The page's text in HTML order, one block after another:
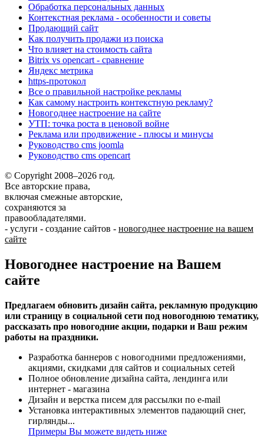
Обработка персональных данных
Контекстная реклама - особенности и советы
Продающий сайт
Как получить продажи из поиска
Что влияет на стоимость сайта
Bitrix vs opencart - сравнение
Яндекс метрика
https-протокол
Все о правильной настройке рекламы
Как самому настроить контекстную рекламу?
Новогоднее настроение на сайте
УТП: точка роста в ценовой войне
Реклама или продвижение - плюсы и минусы
Руководство cms joomla
Руководство cms opencart
© Copyright 2008–2026 год.
Все авторские права,
включая смежные авторские,
сохраняются за
правообладателями.
- услуги - создание сайтов - новогоднее настроение на вашем
сайте
Новогоднее настроение на Вашем
сайте
Предлагаем обновить дизайн сайта, рекламную продукцию
или страницу в социальной сети под новогоднюю тематику,
рассказать про новогодние акции, подарки и Ваш режим
работы на праздники.
Разработка баннеров с новогодними предложениями,
акциями, скидками для сайтов и социальных сетей
Полное обновление дизайна сайта, лендинга или
интернет - магазина
Дизайн и верстка писем для рассылки по e-mail
Установка интерактивных элементов падающий снег,
гирлянды...
Примеры Вы можете видеть ниже